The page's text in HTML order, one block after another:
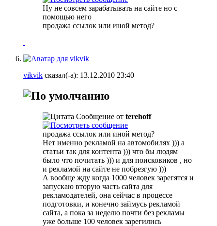
Ну не совсем зарабатывать на сайте но с
помощью него
продажа ссылок или иной метод?
vikvik сказал(-а): 13.12.2010 23:40
Сообщение от terehoff
продажа ссылок или иной метод?
Нет именно рекламой на автомобилях ))) а
статьи так для контента ))) что бы людям
было что почитать ))) и для поисковиков , но
и рекламой на сайте не побрезгую )))
А вообще жду когда 1000 человек зарегятся и
запускаю вторую часть сайта для
рекламодателей, она сейчас в процессе
подготовки, и конечно займусь рекламой
сайта, а пока за неделю почти без рекламы
уже больше 100 человек зарегились